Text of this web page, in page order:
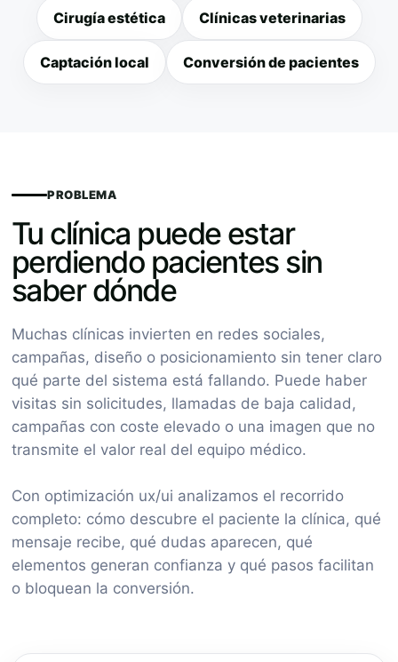
Cirugía estética Clínicas veterinarias
Captación local Conversión de pacientes
PROBLEMA
Tu clínica puede estar
perdiendo pacientes sin
saber dónde
Muchas clínicas invierten en redes sociales,
campañas, diseño o posicionamiento sin tener claro
qué parte del sistema está fallando. Puede haber
visitas sin solicitudes, llamadas de baja calidad,
campañas con coste elevado o una imagen que no
transmite el valor real del equipo médico.
Con optimización ux/ui analizamos el recorrido
completo: cómo descubre el paciente la clínica, qué
mensaje recibe, qué dudas aparecen, qué
elementos generan confianza y qué pasos facilitan
o bloquean la conversión.